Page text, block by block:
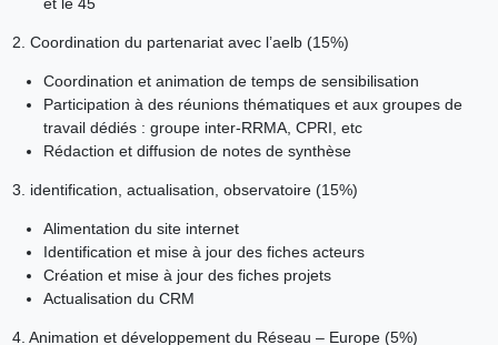
et le 45
2. Coordination du partenariat avec l’aelb (15%)
Coordination et animation de temps de sensibilisation
Participation à des réunions thématiques et aux groupes de
travail dédiés : groupe inter-RRMA, CPRI, etc
Rédaction et diffusion de notes de synthèse
3. identification, actualisation, observatoire (15%)
Alimentation du site internet
Identification et mise à jour des fiches acteurs
Création et mise à jour des fiches projets
Actualisation du CRM
4. Animation et développement du Réseau – Europe (5%)